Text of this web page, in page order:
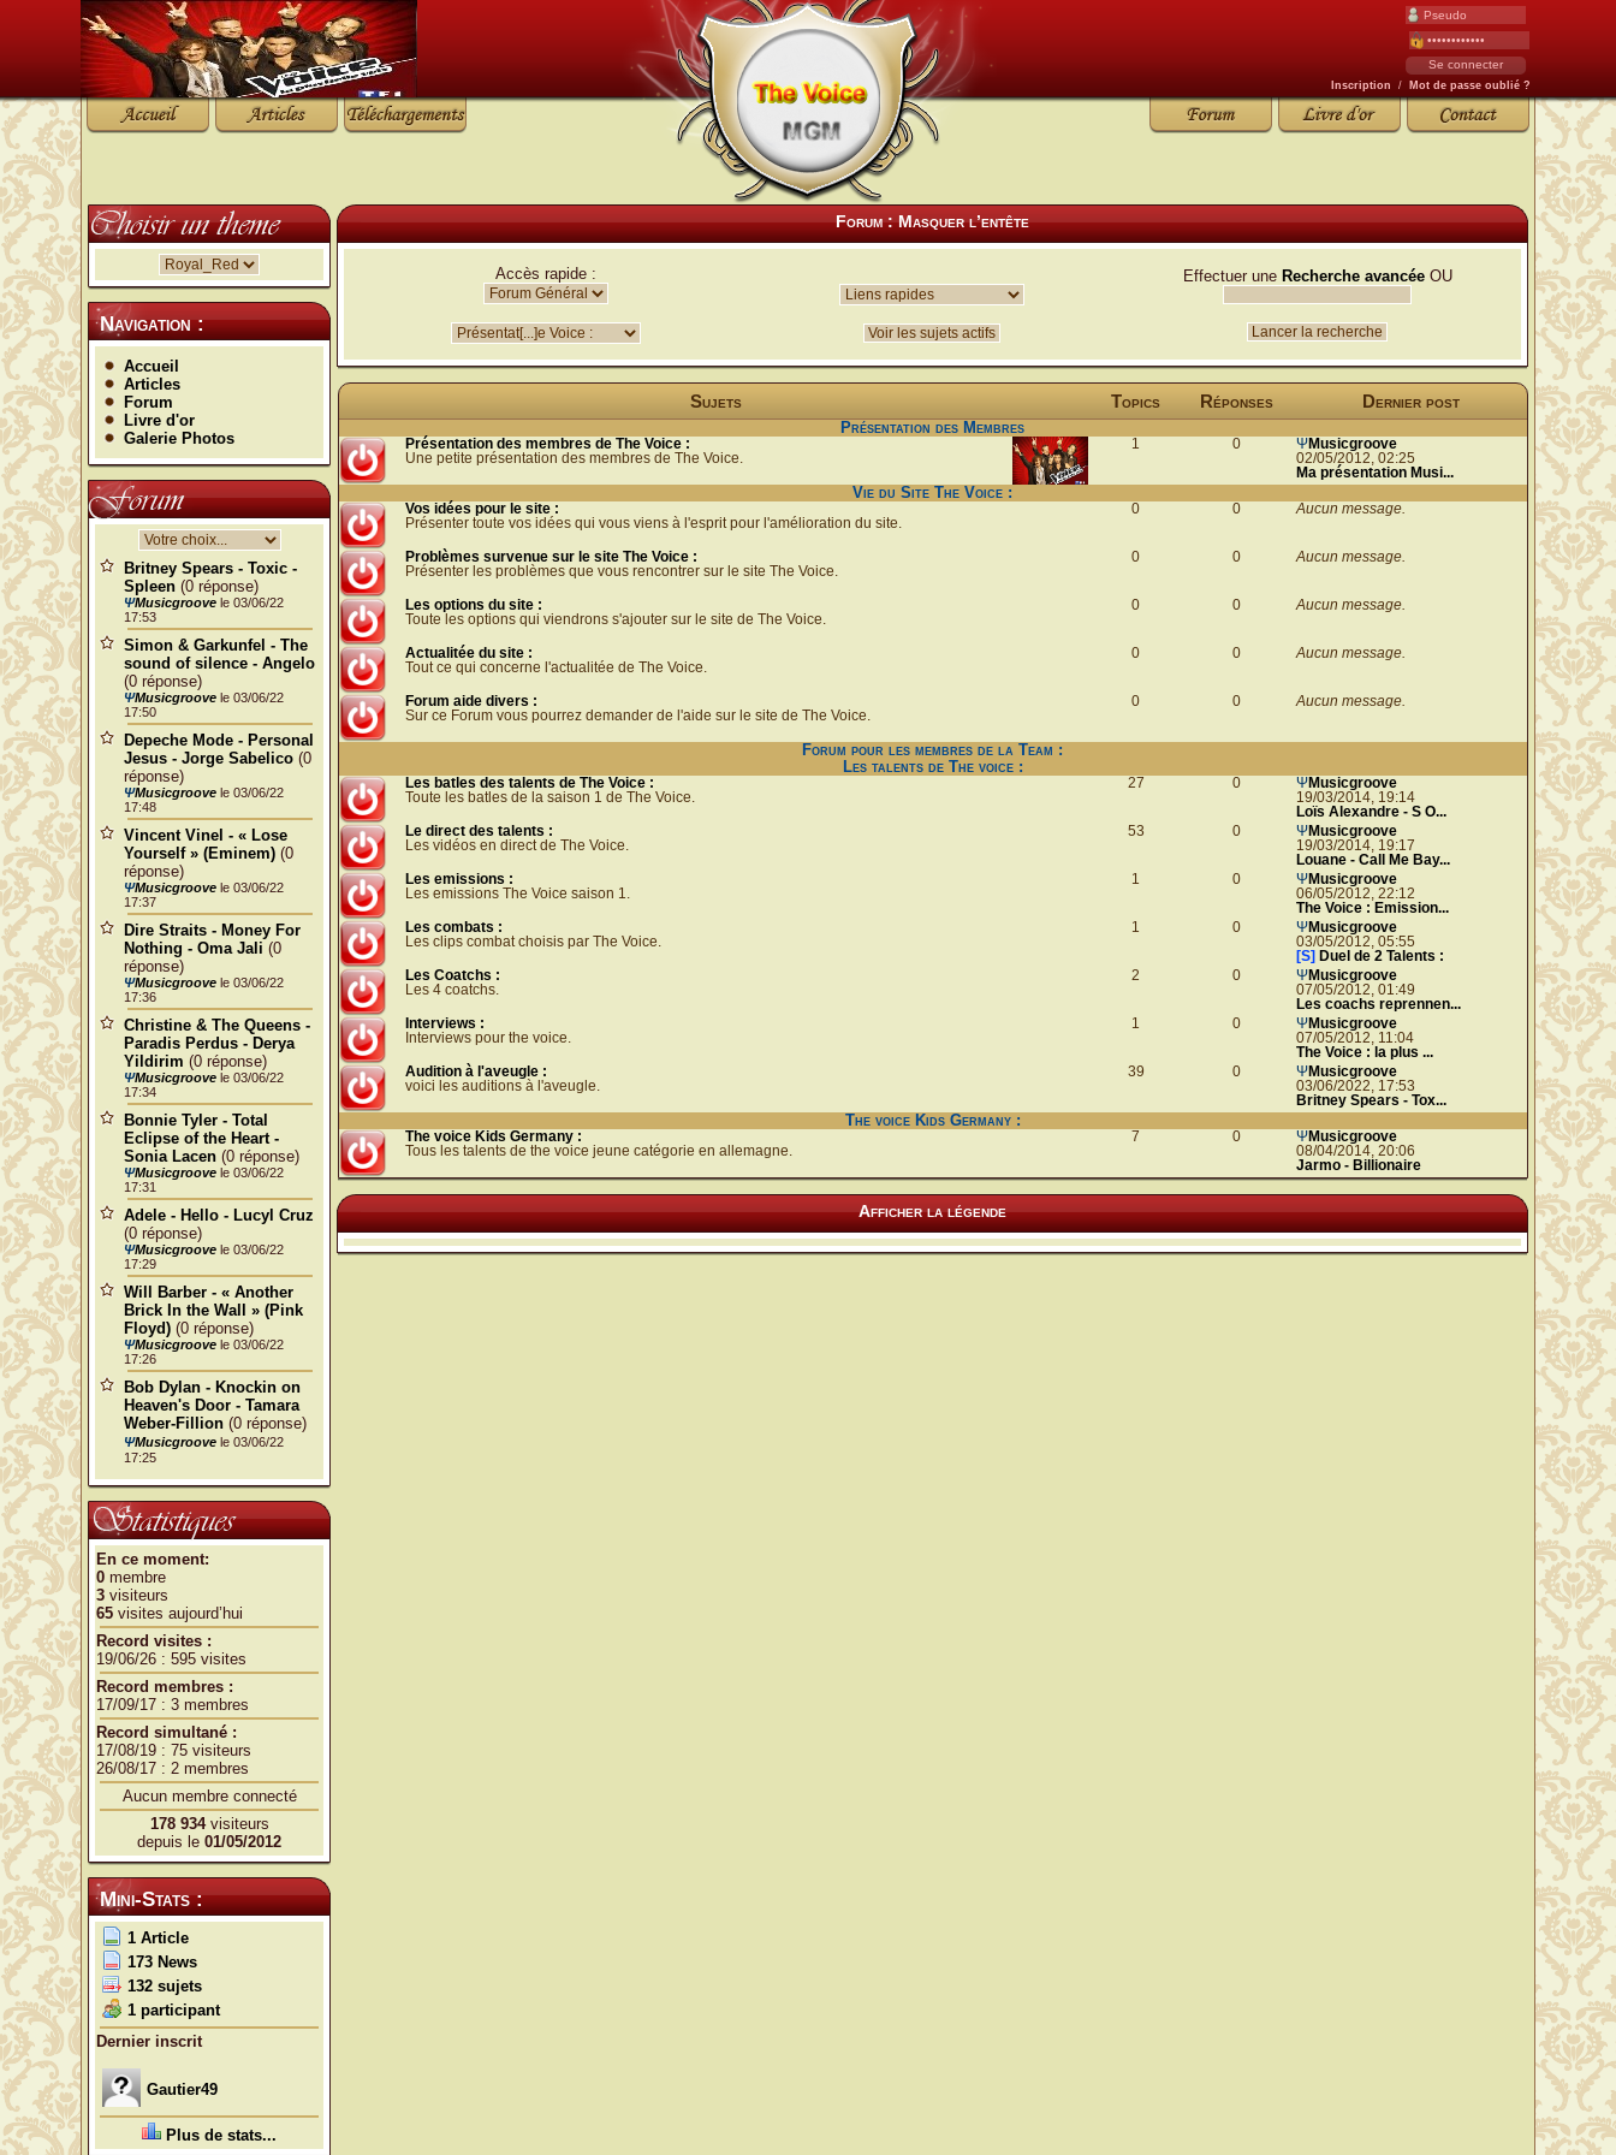
Inscription / Mot de passe oublié ?
Navigation :
Accueil
Articles
Forum
Livre d'or
Galerie Photos
Britney Spears - Toxic -
Spleen (0 réponse)
ΨMusicgroovele 03/06/22
17:53
Simon & Garkunfel - The
sound of silence - Angelo
(0 réponse)
ΨMusicgroovele 03/06/22
17:50
Depeche Mode - Personal
Jesus - Jorge Sabelico (0
réponse)
ΨMusicgroovele 03/06/22
17:48
Vincent Vinel - « Lose
Yourself » (Eminem) (0
réponse)
ΨMusicgroovele 03/06/22
17:37
Dire Straits - Money For
Nothing - Oma Jali (0
réponse)
ΨMusicgroovele 03/06/22
17:36
Christine & The Queens -
Paradis Perdus - Derya
Yildirim (0 réponse)
ΨMusicgroovele 03/06/22
17:34
Bonnie Tyler - Total
Eclipse of the Heart -
Sonia Lacen (0 réponse)
ΨMusicgroovele 03/06/22
17:31
Adele - Hello - Lucyl Cruz
(0 réponse)
ΨMusicgroovele 03/06/22
17:29
Will Barber - « Another
Brick In the Wall » (Pink
Floyd) (0 réponse)
ΨMusicgroovele 03/06/22
17:26
Bob Dylan - Knockin on
Heaven's Door - Tamara
Weber-Fillion (0 réponse)
ΨMusicgroovele 03/06/22
17:25
En ce moment:
0 membre
3 visiteurs
65 visites aujourd’hui
Record visites :
19/06/26 : 595 visites
Record membres :
17/09/17 : 3 membres
Record simultané :
17/08/19 : 75 visiteurs
26/08/17 : 2 membres
Aucun membre connecté
178 934visiteurs
depuis le01/05/2012
Mini-Stats :
1 Article
173 News
132 sujets
1 participant
Dernier inscrit
Gautier49
Plus de stats...
Forum :Masquer l’entête
Accès rapide : Effectuer une Recherche avancéeOU
Sujets Topics Réponses Dernier post
Présentation des Membres
Présentation des membres de The Voice :
Une petite présentation des membres de The Voice.
1 0 ΨMusicgroove
02/05/2012, 02:25
Ma présentation Musi...
Vie du Site The Voice :
Vos idées pour le site :
Présenter toute vos idées qui vous viens à l'esprit pour l'amélioration du site.
0 0 Aucun message.
Problèmes survenue sur le site The Voice :
Présenter les problèmes que vous rencontrer sur le site The Voice.
0 0 Aucun message.
Les options du site :
Toute les options qui viendrons s'ajouter sur le site de The Voice.
0 0 Aucun message.
Actualitée du site :
Tout ce qui concerne l'actualitée de The Voice.
0 0 Aucun message.
Forum aide divers :
Sur ce Forum vous pourrez demander de l'aide sur le site de The Voice.
0 0 Aucun message.
Forum pour les membres de la Team :
Les talents de The voice :
Les batles des talents de The Voice :
Toute les batles de la saison 1 de The Voice.
27 0 ΨMusicgroove
19/03/2014, 19:14
Loïs Alexandre - S O...
Le direct des talents :
Les vidéos en direct de The Voice.
53 0 ΨMusicgroove
19/03/2014, 19:17
Louane - Call Me Bay...
Les emissions :
Les emissions The Voice saison 1.
1 0 ΨMusicgroove
06/05/2012, 22:12
The Voice : Emission...
Les combats :
Les clips combat choisis par The Voice.
1 0 ΨMusicgroove
03/05/2012, 05:55
[S] Duel de 2 Talents :
Les Coatchs :
Les 4 coatchs.
2 0 ΨMusicgroove
07/05/2012, 01:49
Les coachs reprennen...
Interviews :
Interviews pour the voice.
1 0 ΨMusicgroove
07/05/2012, 11:04
The Voice : la plus ...
Audition à l'aveugle :
voici les auditions à l'aveugle.
39 0 ΨMusicgroove
03/06/2022, 17:53
Britney Spears - Tox...
The voice Kids Germany :
The voice Kids Germany :
Tous les talents de the voice jeune catégorie en allemagne.
7 0 ΨMusicgroove
08/04/2014, 20:06
Jarmo - Billionaire
Afficher la légende